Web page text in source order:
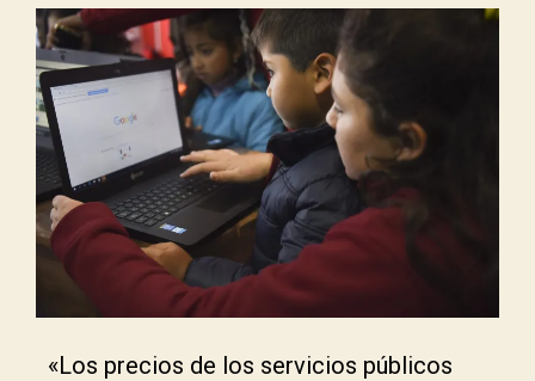
«Los precios de los servicios públicos